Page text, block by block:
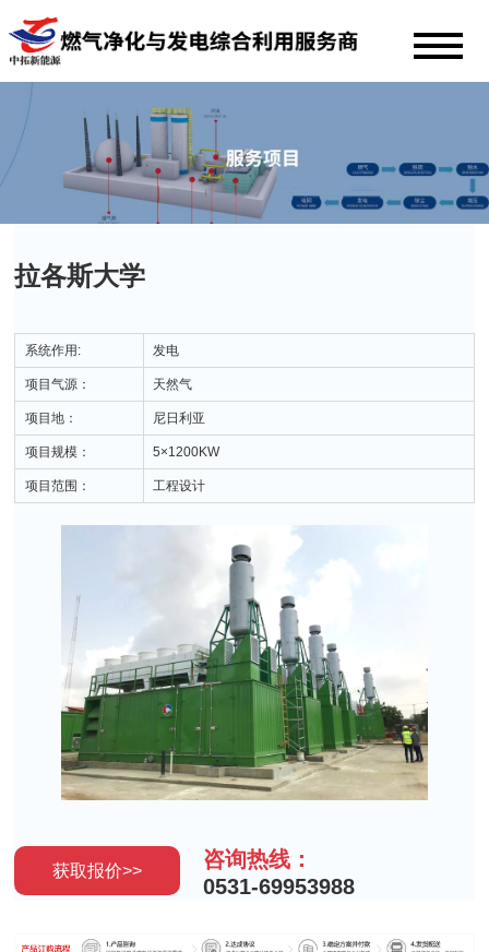
拉各斯大学
系统作用: 发电
项目气源： 天然气
项目地： 尼日利亚
项目规模： 5×1200KW
项目范围： 工程设计
获取报价>>
咨询热线：
0531-69953988